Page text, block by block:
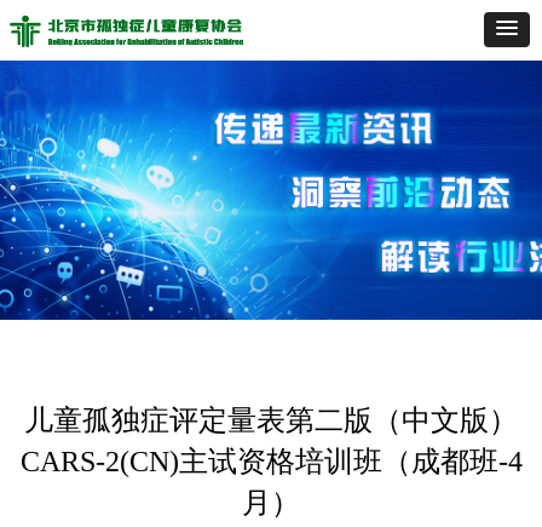
儿童孤独症评定量表第二版（中文版）
CARS-2(CN)主试资格培训班（成都班-4
月）